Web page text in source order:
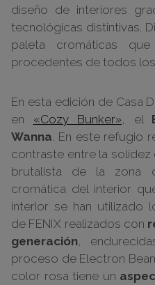
diseño de interiores
tecnológicas distintivas.
paleta cromáticas
procedentes de todos
En esta edición de Casa
en «Cozy Bunker» , el
Wanna . En este refugio
contraste entre la
brutalista de la zona
cromática del interior
interior se han utilizado
de FENIX realizados con
generación ,
proceso de Electron
color rosa tiene un